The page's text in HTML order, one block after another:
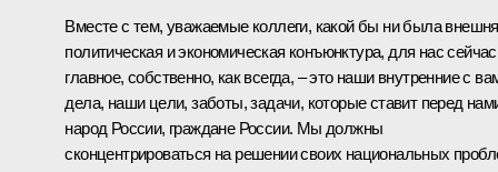
Вместе с тем, уважаемые коллеги, какой бы ни была
политическая и экономическая конъюнктура, для нас сейчас
главное, собственно, как всегда, – это наши внутренние с
дела, наши цели, заботы, задачи, которые ставит перед
народ России, граждане России. Мы должны
сконцентрироваться на решении своих национальных